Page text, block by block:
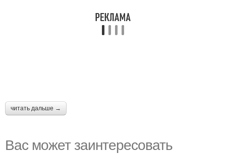
читать дальше →
Вас может заинтересовать